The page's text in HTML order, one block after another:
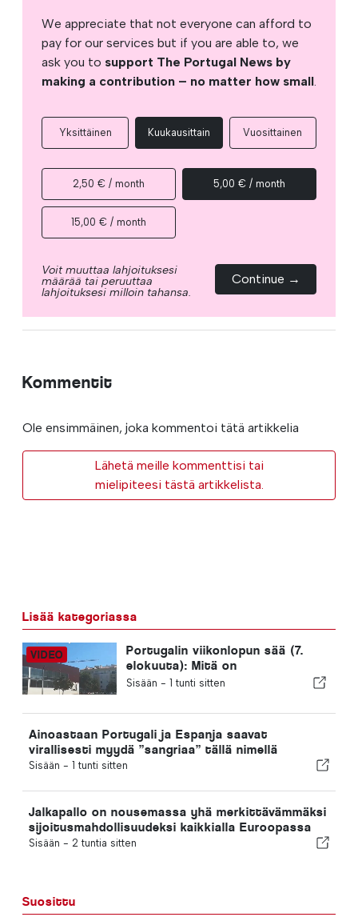
We appreciate that not everyone can afford to
pay for our services but if you are able to, we
ask you to support The Portugal News by
making a contribution – no matter how small.
Yksittäinen Kuukausittain Vuosittainen
2,50 € / month 5,00 € / month
15,00 € / month
Voit muuttaa lahjoituksesi
määrää tai peruuttaa
lahjoituksesi milloin tahansa.
Continue →
Kommentit
Ole ensimmäinen, joka kommentoi tätä artikkelia
Lähetä meille kommenttisi tai
mielipiteesi tästä artikkelista.
Lisää kategoriassa
Portugalin viikonlopun sää (7.
elokuuta): Mitä on
odotettavissa eri puolilla
Sisään - 1 tunti sitten
Ainoastaan Portugali ja Espanja saavat
virallisesti myydä ”sangriaa” tällä nimellä
Sisään - 1 tunti sitten
Jalkapallo on nousemassa yhä merkittävämmäksi
sijoitusmahdollisuudeksi kaikkialla Euroopassa
Sisään - 2 tuntia sitten
Suosittu